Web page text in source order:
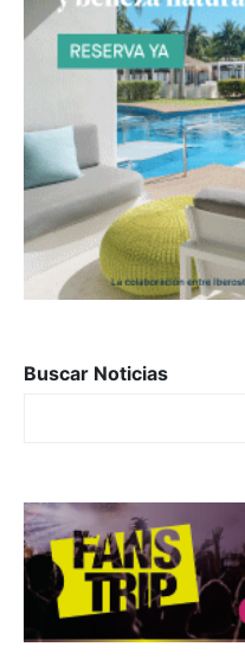
Buscar Noticias